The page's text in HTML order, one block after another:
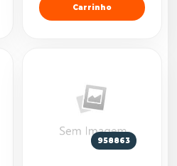
Carrinho
958863